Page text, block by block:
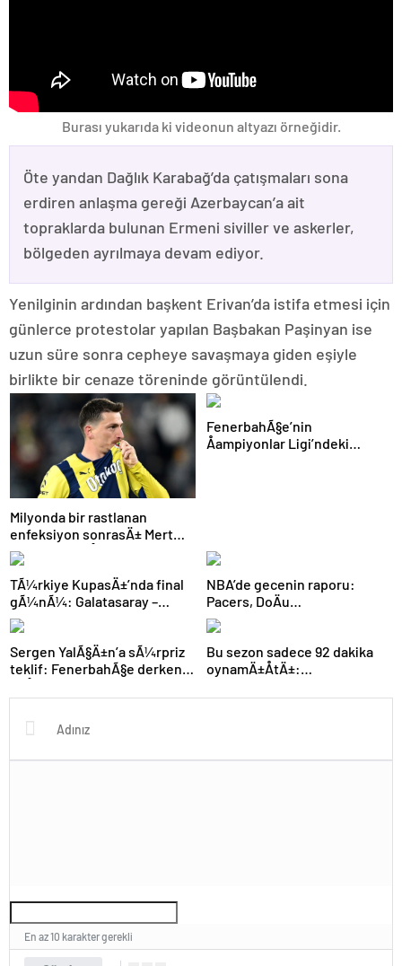
Burası yukarıda ki videonun altyazı örneğidir.
Öte yandan Dağlık Karabağ’da çatışmaları sona
erdiren anlaşma gereği Azerbaycan’a ait
topraklarda bulunan Ermeni siviller ve askerler,
bölgeden ayrılmaya devam ediyor.
Yenilginin ardından başkent Erivan’da istifa etmesi için
günlerce protestolar yapılan Başbakan Paşinyan ise
uzun süre sonra cepheye savaşmaya giden eşiyle
birlikte bir cenaze töreninde görüntülendi.
Milyonda bir rastlanan
enfeksiyon sonrasÄ± Mert
Hakan YandaÅ’Ä±n son
durumu belli oldu!
FenerbahÃ§e’nin
Åampiyonlar Ligi’ndeki
TÃ¼rkiye KupasÄ±’nda final
gÃ¼nÃ¼: Galatasaray –
Trabzonspor maÃ§Ä±
11’lerinde sÃ¼rpriz
NBA’de gecenin raporu:
Pacers, DoÄu
KonferansÄ±’nda finale
Ã§Ä±ktÄ±
Sergen YalÃ§Ä±n’a sÃ¼rpriz
teklif: FenerbahÃ§e derken
Bu sezon sadece 92 dakika
oynamÄ±ÅtÄ±:
Bundesliga’ya transfer
En az 10 karakter gerekli